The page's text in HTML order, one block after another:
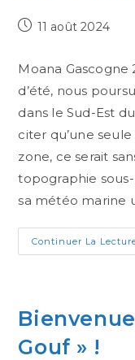
11 août 2024
Moana Gascogne
d’été, nous
dans le Sud-Est
citer qu’une
zone, ce serait
topographie
sa météo marine
Continuer La
Gouf » !